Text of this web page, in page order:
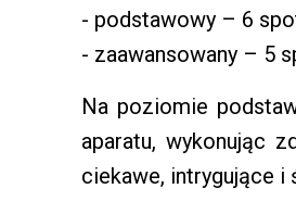
- podstawowy – 6
- zaawansowany – 5
Na poziomie
aparatu, wykonując
ciekawe, intrygujące i